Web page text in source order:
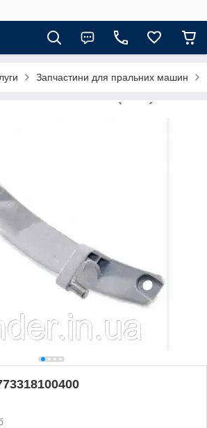
Запчастини для пральних машин